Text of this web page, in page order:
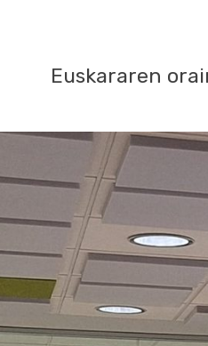
Euskararen